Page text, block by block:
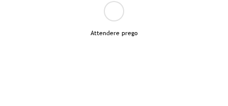
Attendere prego